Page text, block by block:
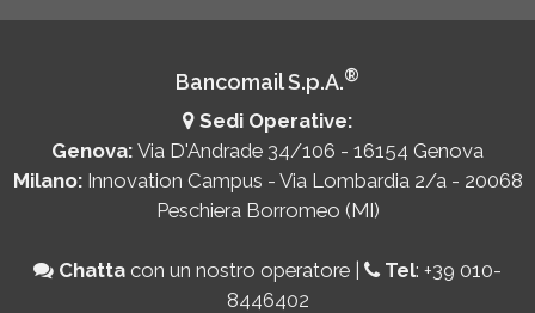
Bancomail S.p.A.®
Sedi Operative:
Genova: Via D'Andrade 34/106 - 16154 Genova
Milano: Innovation Campus - Via Lombardia 2/a - 20068
Peschiera Borromeo (MI)
Chatta con un nostro operatore | Tel: +39 010-
8446402